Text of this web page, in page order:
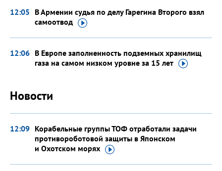
12:05 В Армении судья по делу Гарегина Второго взял
самоотвод
12:06 В Европе заполненность подземных хранилищ
газа на самом низком уровне за 15лет
Новости
12:09 Корабельные группы ТОФ отработали задачи
противороботовой защиты в Японском
и Охотском морях